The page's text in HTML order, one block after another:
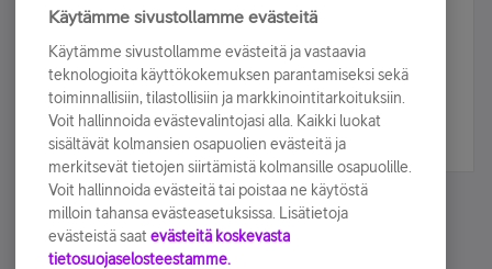
Tilaa Telian uutiskirje ja olet mukana arvonnassa.
sähköpostiisi.
Tilaa nyt
Käytämme sivustollamme evästeitä
Käytämme sivustollamme evästeitä ja vastaavia
teknologioita käyttökokemuksen parantamiseksi sekä
toiminnallisiin, tilastollisiin ja markkinointitarkoituksiin.
Voit hallinnoida evästevalintojasi alla. Kaikki luokat
sisältävät kolmansien osapuolien evästeitä ja
merkitsevät tietojen siirtämistä kolmansille osapuolille.
Voit hallinnoida evästeitä tai poistaa ne käytöstä
milloin tahansa evästeasetuksissa. Lisätietoja
evästeistä saat evästeitä koskevasta
tietosuojaselosteestamme.